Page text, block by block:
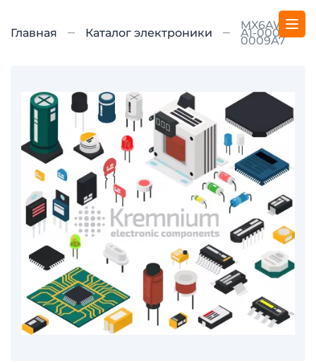
Главная Каталог электроники
MX6AWT-
A1-0000-
0009A7